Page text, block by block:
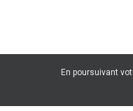
En poursuivant